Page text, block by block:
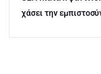
χάσει την